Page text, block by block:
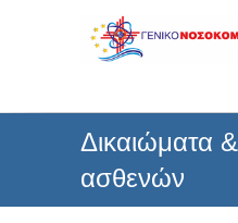
Γενικό
Έδεσσας
Δικαιώματα
ασθενών